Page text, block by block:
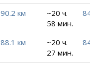
90.2 км
~20 ч.
58 мин.
88.1 км
~20 ч.
27 мин.